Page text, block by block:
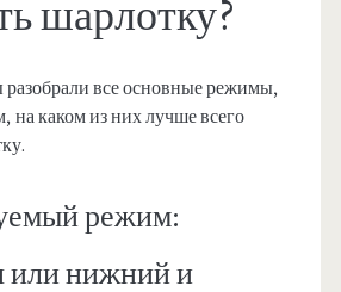
шарлотку?
разобрали все основные режимы,
на каком из них лучше всего
режим:
или нижний и